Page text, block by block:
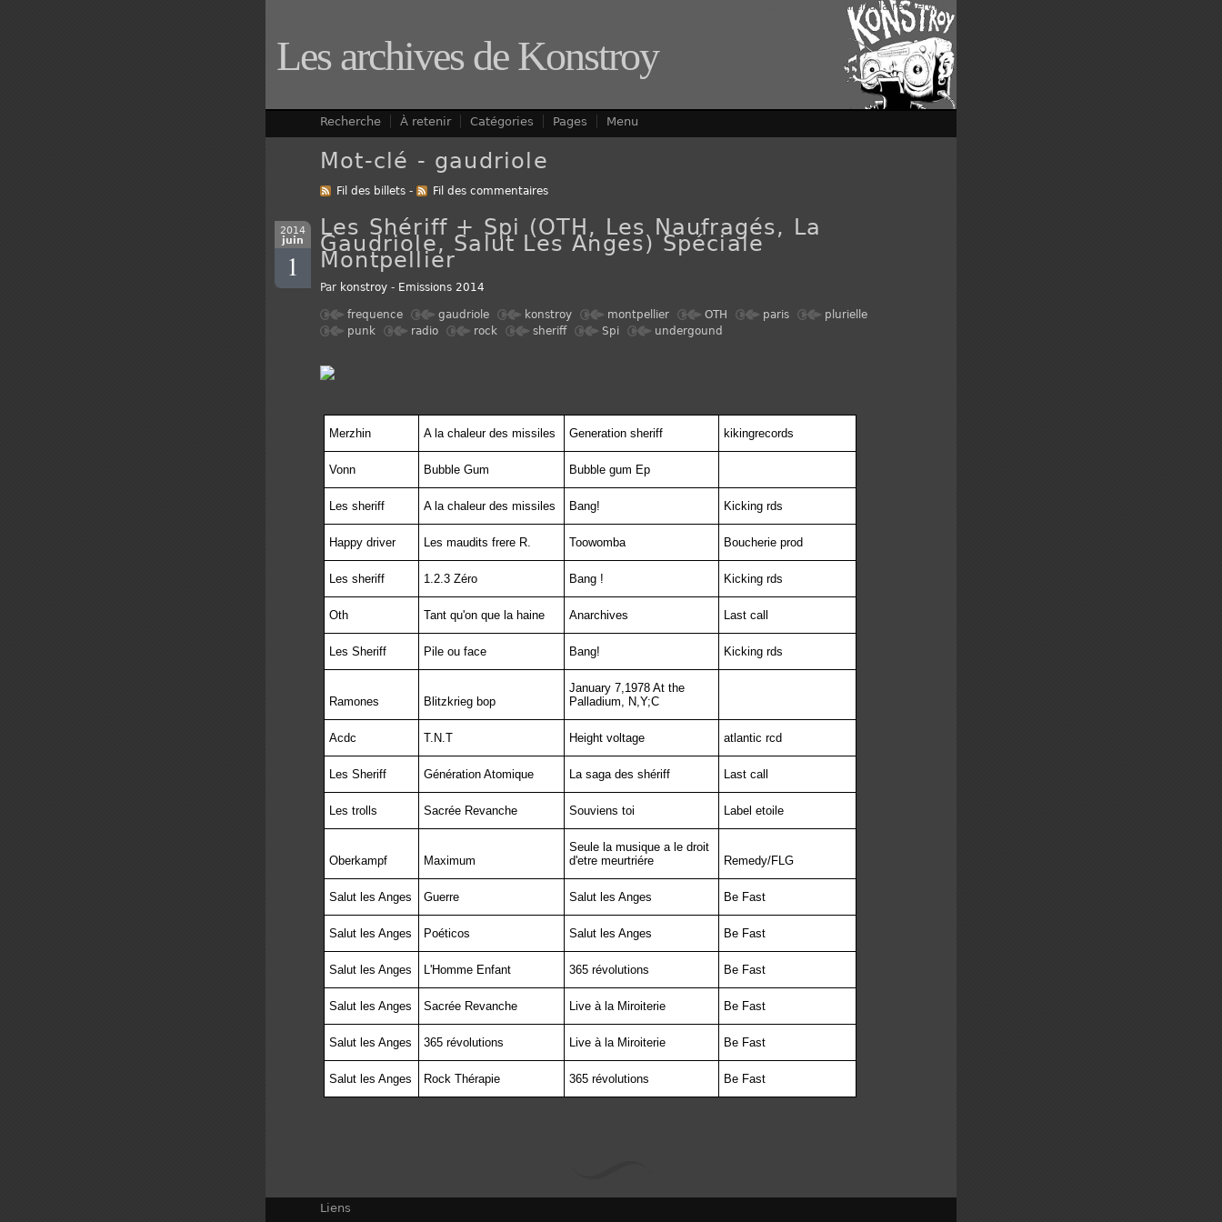
Les archives de Konstroy
Aller à la recherche
Recherche À retenir Catégories Pages Menu
Mot-clé - gaudriole
Fil des billets - Fil des commentaires
2014
juin
1
Les Shériff + Spi (OTH, Les Naufragés, La
Gaudriole, Salut Les Anges) Spéciale
Montpellier
Par konstroy - Emissions 2014
frequence gaudriole konstroy montpellier OTH paris
plurielle
punk
radio rock sheriff Spi undergound
Merzhin A la chaleur des missiles Generation sheriff kikingrecords
Vonn Bubble Gum Bubble gum Ep
Les sheriff A la chaleur des missiles Bang! Kicking rds
Happy driver Les maudits frere R. Toowomba Boucherie prod
Les sheriff 1.2.3 Zéro Bang ! Kicking rds
Oth Tant qu'on que la haine Anarchives Last call
Les Sheriff Pile ou face Bang! Kicking rds
Ramones Blitzkrieg bop
January 7,1978 At the
Palladium, N,Y;C
Acdc T.N.T Height voltage atlantic rcd
Les Sheriff Génération Atomique La saga des shériff Last call
Les trolls Sacrée Revanche Souviens toi Label etoile
Oberkampf Maximum
Seule la musique a le droit
d'etre meurtriére
Remedy/FLG
Salut les Anges Guerre Salut les Anges Be Fast
Salut les Anges Poéticos Salut les Anges Be Fast
Salut les Anges L'Homme Enfant 365 révolutions Be Fast
Salut les Anges Sacrée Revanche Live à la Miroiterie Be Fast
Salut les Anges 365 révolutions Live à la Miroiterie Be Fast
Salut les Anges Rock Thérapie 365 révolutions Be Fast
Liens